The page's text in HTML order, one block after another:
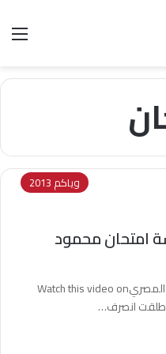
وياكم 2013
امتحان محمود
وياكم 2013 - الحلقة 6 - امتحان محمود المصريWatch this video on